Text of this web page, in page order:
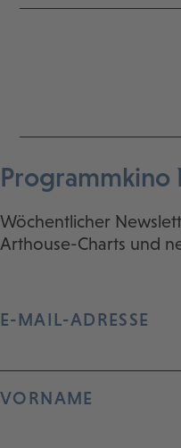
Programmkino
Wöchentlicher
Arthouse-Charts und
E-MAIL-ADRESSE
VORNAME